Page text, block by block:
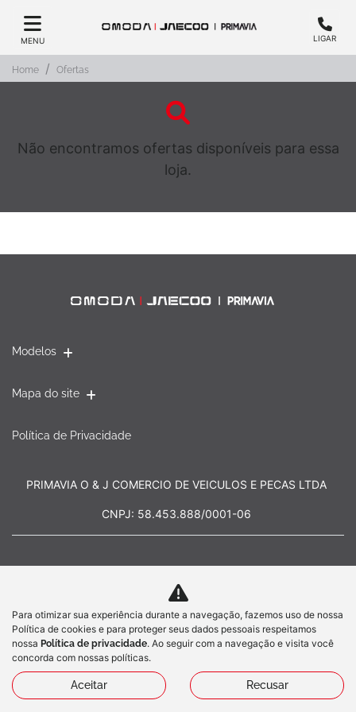
MENU LIGAR
Home Ofertas
Não encontramos ofertas disponíveis para essa
loja.
Modelos
Mapa do site
Política de Privacidade
PRIMAVIA O & J COMERCIO DE VEICULOS E PECAS LTDA
CNPJ: 58.453.888/0001-06
No trânsito, enxergar o outro salva
vidas.
Desenvolvido pela DEALERSPACE ® Direitos Reservados.
Para otimizar sua experiência durante a navegação, fazemos uso de nossa
Política de cookies e para proteger seus dados pessoais respeitamos
nossa Política de privacidade. Ao seguir com a navegação e visita você
concorda com nossas políticas.
Aceitar Recusar